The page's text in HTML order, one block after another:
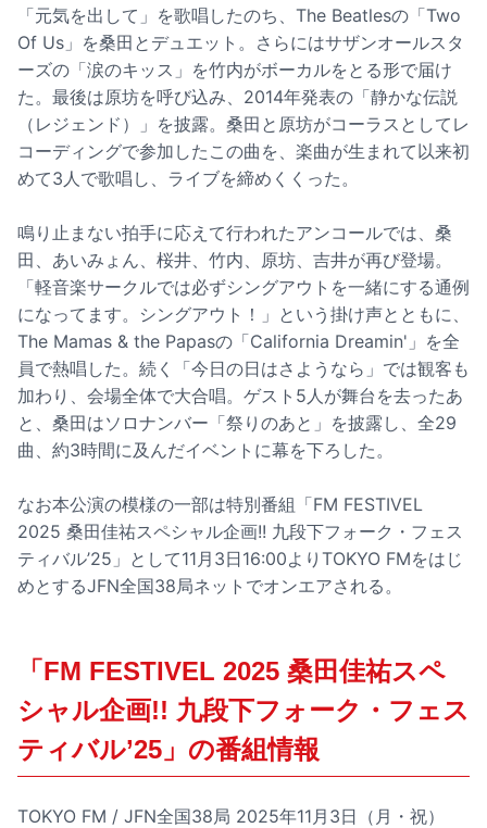
「元気を出して」を歌唱したのち、The Beatlesの「Two
Of Us」を桑田とデュエット。さらにはサザンオールスタ
ーズの「涙のキッス」を竹内がボーカルをとる形で届け
た。最後は原坊を呼び込み、2014年発表の「静かな伝説
（レジェンド）」を披露。桑田と原坊がコーラスとしてレ
コーディングで参加したこの曲を、楽曲が生まれて以来初
めて3人で歌唱し、ライブを締めくくった。
鳴り止まない拍手に応えて行われたアンコールでは、桑
田、あいみょん、桜井、竹内、原坊、吉井が再び登場。
「軽音楽サークルでは必ずシングアウトを一緒にする通例
になってます。シングアウト！」という掛け声とともに、
The Mamas & the Papasの「California Dreamin'」を全
員で熱唱した。続く「今日の日はさようなら」では観客も
加わり、会場全体で大合唱。ゲスト5人が舞台を去ったあ
と、桑田はソロナンバー「祭りのあと」を披露し、全29
曲、約3時間に及んだイベントに幕を下ろした。
なお本公演の模様の一部は特別番組「FM FESTIVEL
2025 桑田佳祐スペシャル企画!! 九段下フォーク・フェス
ティバル’25」として11月3日16:00よりTOKYO FMをはじ
めとするJFN全国38局ネットでオンエアされる。
「FM FESTIVEL 2025 桑田佳祐スペ
シャル企画!! 九段下フォーク・フェス
ティバル’25」の番組情報
TOKYO FM / JFN全国38局 2025年11月3日（月・祝）